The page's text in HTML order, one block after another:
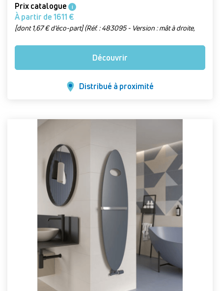
Prix catalogue i
À partir de 1611 €
[dont 1,67 € d’éco-part] (Réf. : 483095 - Version : mât à droite,
Découvrir
Distribué à proximité